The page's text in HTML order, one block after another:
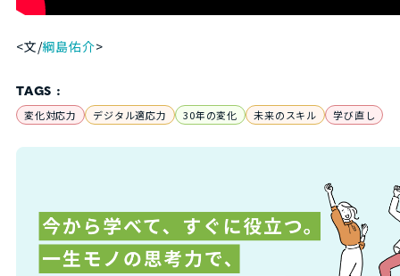
<文/綱島佑介>
TAGS :
変化対応力 デジタル適応力 30年の変化 未来のスキル 学び直し